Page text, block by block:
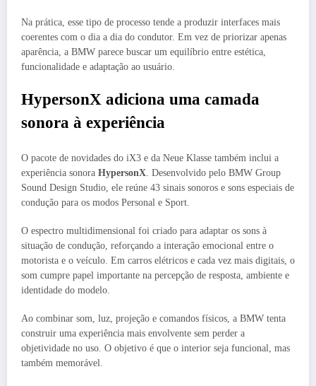
Na prática, esse tipo de processo tende a produzir interfaces mais
coerentes com o dia a dia do condutor. Em vez de priorizar apenas
aparência, a BMW parece buscar um equilíbrio entre estética,
funcionalidade e adaptação ao usuário.
HypersonX adiciona uma camada
sonora à experiência
O pacote de novidades do iX3 e da Neue Klasse também inclui a
experiência sonora HypersonX . Desenvolvido pelo BMW Group
Sound Design Studio, ele reúne 43 sinais sonoros e sons especiais de
condução para os modos Personal e Sport.
O espectro multidimensional foi criado para adaptar os sons à
situação de condução, reforçando a interação emocional entre o
motorista e o veículo. Em carros elétricos e cada vez mais digitais, o
som cumpre papel importante na percepção de resposta, ambiente e
identidade do modelo.
Ao combinar som, luz, projeção e comandos físicos, a BMW tenta
construir uma experiência mais envolvente sem perder a
objetividade no uso. O objetivo é que o interior seja funcional, mas
também memorável.